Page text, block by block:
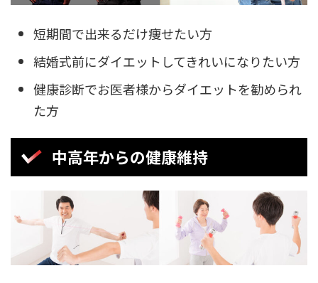
短期間で出来るだけ痩せたい方
結婚式前にダイエットしてきれいになりたい方
健康診断でお医者様からダイエットを勧められ
た方
中高年からの健康維持